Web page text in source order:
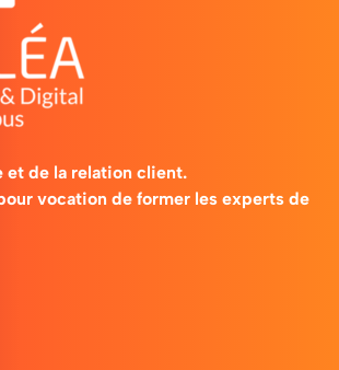
et de la relation client.
vocation de former les experts de